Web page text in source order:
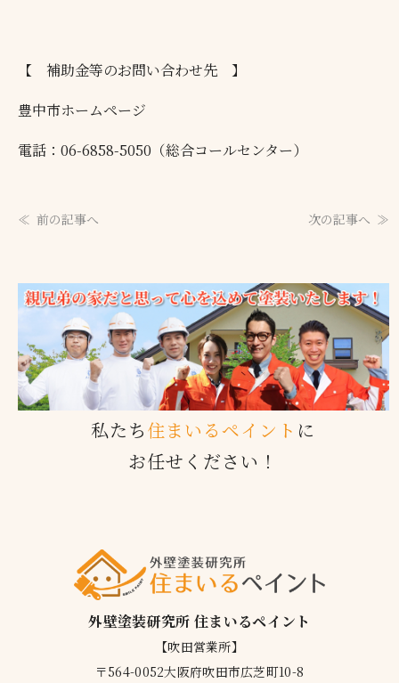
【 補助金等のお問い合わせ先 】
豊中市ホームページ
電話：06-6858-5050（総合コールセンター）
前の記事へ 次の記事へ
私たち住まいるペイント に
お任せください！
外壁塗装研究所 住まいるペイント
【吹田営業所】
〒564-0052大阪府吹田市広芝町10-8